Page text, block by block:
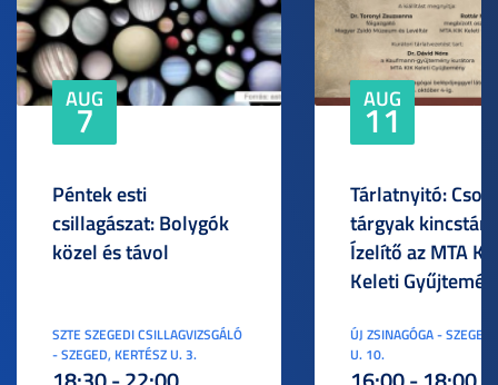
AUG
7
Péntek esti
csillagászat: Bolygók
közel és távol
SZTE SZEGEDI CSILLAGVIZSGÁLÓ
- SZEGED, KERTÉSZ U. 3.
AUG
11
Tárlatnyitó:
tárgyak
Ízelítő az MTA
Keleti
ÚJ ZSINAGÓGA -
U. 10.